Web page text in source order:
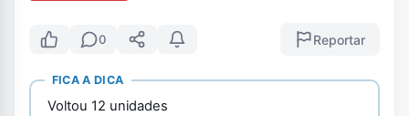
0 Reportar
FICA A DICA
Voltou 12 unidades